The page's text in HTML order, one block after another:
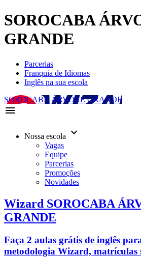
SOROCABA
GRANDE
Parcerias
Franquia de Idiomas
Inglês na sua escola
SOROCABA ÁRVORE GRANDE
menu
Nossa escola keyboard_arrow_down
Vagas
Equipe
Parcerias
Promoções
Novidades
Wizard SOROCABA
GRANDE
Faça 2 aulas grátis de inglês
metodologia Wizard, matrículas